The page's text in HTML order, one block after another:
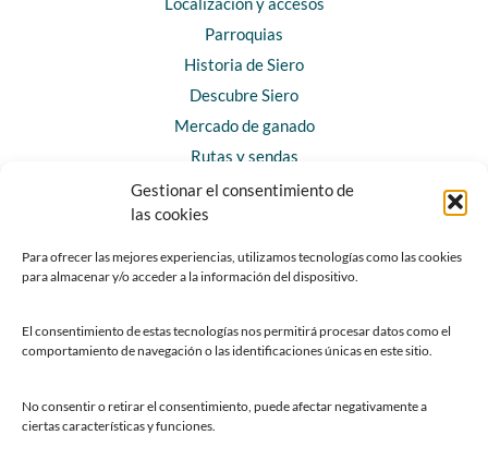
Gestionar el consentimiento de
las cookies
Para ofrecer las mejores experiencias, utilizamos tecnologías como las cookies
para almacenar y/o acceder a la información del dispositivo.
El consentimiento de estas tecnologías nos permitirá procesar datos como el
comportamiento de navegación o las identificaciones únicas en este sitio.
No consentir o retirar el consentimiento, puede afectar negativamente a
ciertas características y funciones.
Parroquias
Historia de Siero
Descubre Siero
Mercado de ganado
Rutas y sendas
Horarios y contacto
Teléfonos de interés
Chatbot Siero
SEDES ELECTRÓNICAS
Sede del Ayuntamiento de Siero